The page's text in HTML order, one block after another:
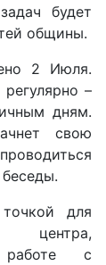
будет
общины.
2 Июля.
–
дням.
свою
для
центра,
работе с